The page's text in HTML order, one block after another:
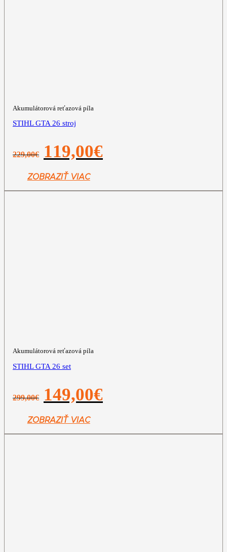
Akumulátorová reťazová píla
STIHL GTA 26 stroj
229,00€
Pôvodná
cena
229,00€.
119,00€
ZOBRAZIŤ VIAC
Akumulátorová reťazová píla
STIHL GTA 26 set
299,00€
Pôvodná
cena
299,00€.
149,00€
ZOBRAZIŤ VIAC